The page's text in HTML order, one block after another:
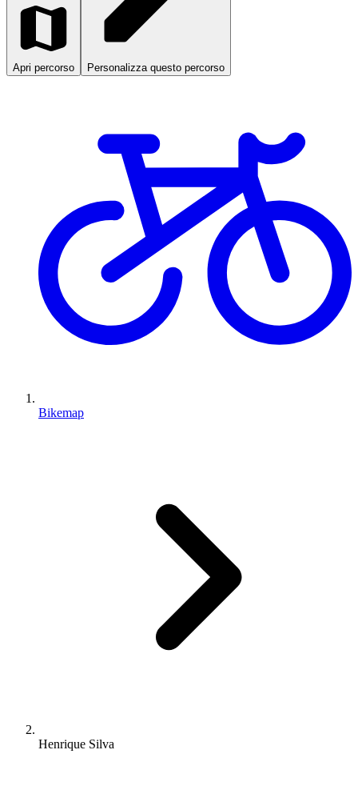
Apri percorso Personalizza questo percorso
Bikemap
Henrique Silva